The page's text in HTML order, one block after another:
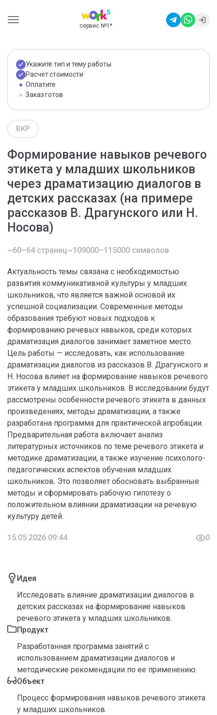
сервис №1 *
Укажите тип и тему работы
Расчет стоимости
Оплатите
Заказ готов
ВКР
Формирование навыков речевого
этикета у младших школьников
через драматизацию диалогов в
детских рассказах (на примере
рассказов В. Драгунского или Н.
Носова)
~60–64 страниц~109000–115000 символов
Актуальность темы связана с необходимостью
развития коммуникативной культуры у младших
школьников, что является важной основой их
успешной социализации. Современные методы
образования требуют новых подходов к
формированию речевых навыков, среди которых
драматизация диалогов занимает заметное место.
Цель работы — исследовать, как использование
драматизации диалогов из рассказов В. Драгунского и
Н. Носова влияет на формирование навыков речевого
этикета у младших школьников. В исследовании будут
рассмотрены особенности речевого этикета в данных
произведениях, методы драматизации, а также
разработана программа для практической апробации.
Предварительная работа включает анализ
литературных источников по теме речевого этикета и
методике драматизации, а также изучение психолого-
педагогических аспектов обучения младших
школьников. Это позволяет обосновать выбранные
методы и сформировать рабочую гипотезу о
положительном влиянии драматизации на речевую
культуру детей.
15.05.2026 09:44 0
Идея
Исследовать влияние драматизации диалогов в
детских рассказах на формирование навыков
речевого этикета у младших школьников.
Продукт
Разработанная программа занятий с
использованием драматизации диалогов и
методические рекомендации по ее применению.
Объект
Процесс формирования навыков речевого этикета
у младших школьников.